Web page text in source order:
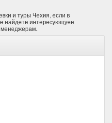
и туры Чехия, если в
найдете интересующуее